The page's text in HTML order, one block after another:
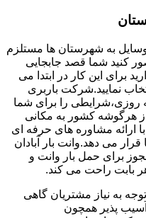
به شهرستان ها مستلزم
کنید شما قصد جابجایی
برای این کار در ابتدا می
نمایید.شرکت باربری
روزی،شرایطی را برای شما
از هرگوشه کشور به مکانی
ارائه مشاوره های حرفه ای
می دهد.وانت بار آبادان
برای حمل بار وانت و
بابت راحت می کند.
به نیاز مشتریان گاهی
پذیر همچون